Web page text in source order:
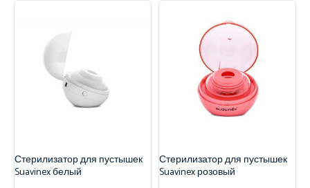
Стерилизатор для пустышек
Suavinex белый
Стерилизатор для пустышек
Suavinex розовый